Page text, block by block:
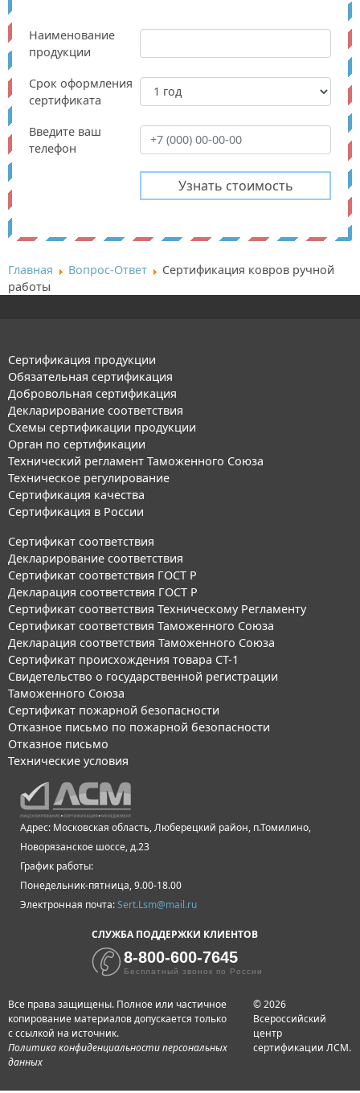
Наименование
продукции
Срок оформления
сертификата
Введите ваш
телефон
Главная Вопрос-Ответ
Сертификация ковров ручной
работы
Сертификация продукции
Обязательная сертификация
Добровольная сертификация
Декларирование соответствия
Схемы сертификации продукции
Орган по сертификации
Технический регламент Таможенного Союза
Техническое регулирование
Сертификация качества
Сертификация в России
Сертификат соответствия
Декларирование соответствия
Сертификат соответствия ГОСТ Р
Декларация соответствия ГОСТ Р
Сертификат соответствия Техническому Регламенту
Сертификат соответствия Таможенного Союза
Декларация соответствия Таможенного Союза
Сертификат происхождения товара СТ-1
Свидетельство о государственной регистрации
Таможенного Союза
Сертификат пожарной безопасности
Отказное письмо по пожарной безопасности
Отказное письмо
Технические условия
Адрес: Московская область, Люберецкий район, п.Томилино,
Новорязанское шоссе, д.23
График работы:
Понедельник-пятница, 9.00-18.00
Электронная почта:Sert.Lsm@mail.ru
СЛУЖБА ПОДДЕРЖКИ КЛИЕНТОВ
8-800-600-7645
Бесплатный звонок по России
Все права защищены. Полное или частичное
копирование материалов допускается только
с ссылкой на источник.
Политика конфиденциальности персональных
данных
© 2026
Всероссийский
центр
сертификации ЛСМ.